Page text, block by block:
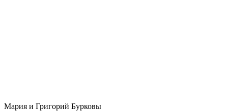
Мария и Григорий Бурковы